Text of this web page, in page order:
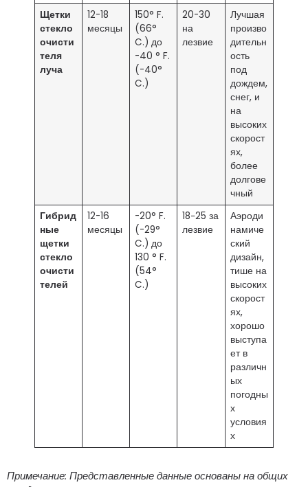
Щетки
стекло
очисти
теля
луча
12-18
месяцы
150° F.
(66°
C.) до
-40 ° F.
(-40°
C.)
20-30
на
лезвие
Лучшая
произво
дительн
ость
под
дождем,
снег, и
на
высоких
скорост
ях,
более
долгове
чный
Гибрид
ные
щетки
стекло
очисти
телей
12-16
месяцы
-20° F.
(-29°
C.) до
130 ° F.
(54°
C.)
18−25 за
лезвие
Аэроди
намиче
ский
дизайн,
тише на
высоких
скорост
ях,
хорошо
выступа
ет в
различн
ых
погодны
х
условия
х
Примечание: Представленные данные основаны на общих